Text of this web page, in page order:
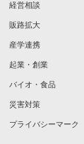
経営相談
販路拡大
産学連携
起業・創業
バイオ・食品
災害対策
プライバシーマーク